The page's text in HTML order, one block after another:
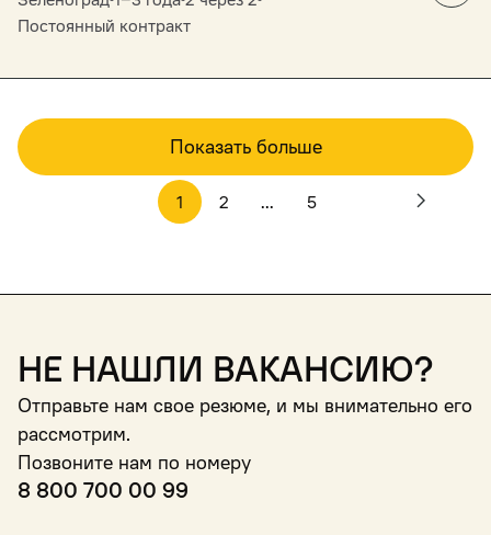
Постоянный контракт
Показать больше
1 2 ... 5
Не нашли вакансию?
Отправьте нам свое резюме, и мы внимательно его
рассмотрим.
Позвоните нам по номеру
8 800 700 00 99